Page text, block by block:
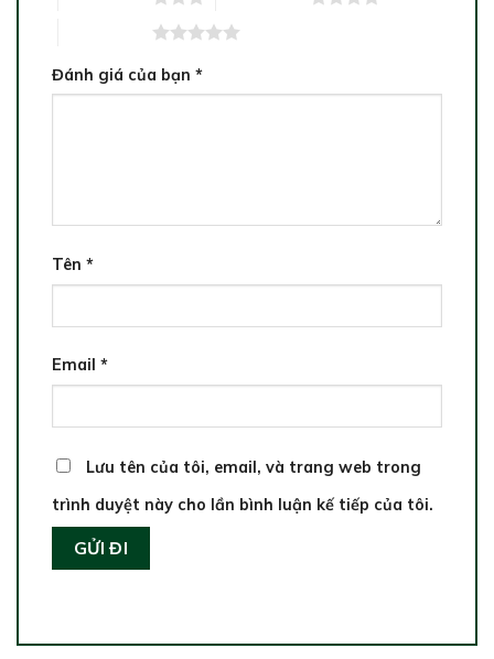
Đánh giá của bạn *
Tên *
Email *
Lưu tên của tôi, email, và trang web trong
trình duyệt này cho lần bình luận kế tiếp của tôi.